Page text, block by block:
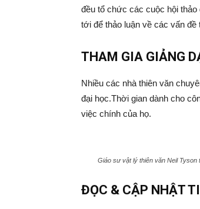
đều tổ chức các cuộc hội
tới để thảo luận về các vấn đề
THAM GIA GIẢNG
Nhiều các nhà thiên văn
đại học.Thời gian dành cho
việc chính của họ.
Giáo sư vật lý thiên văn Neil Tyson
ĐỌC & CẬP NHẬT